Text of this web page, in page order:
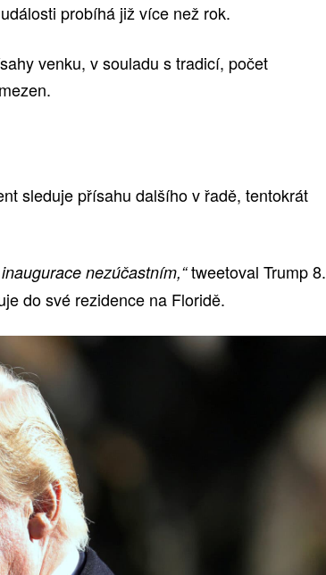
probíhá již více než rok.
venku, v souladu s tradicí, počet
sleduje přísahu dalšího v řadě, tentokrát
nezúčastním,“tweetoval Trump 8.
do své rezidence na Floridě.